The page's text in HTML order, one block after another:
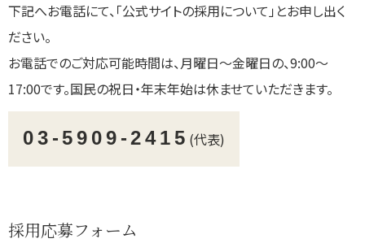
下記へお電話にて、「公式サイトの採用について」とお申し出く
ださい。
お電話でのご対応可能時間は、月曜日～金曜日の、9:00～
17:00です。国民の祝日・年末年始は休ませていただきます。
03-5909-2415 (代表)
採用応募フォーム